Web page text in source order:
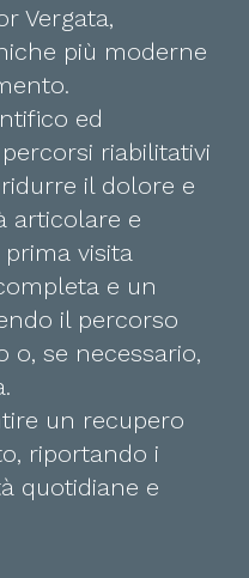
Vergata,
più moderne
ed
riabilitativi
il dolore e
articolare e
visita
e un
il percorso
o, se necessario,
un recupero
riportando i
quotidiane e